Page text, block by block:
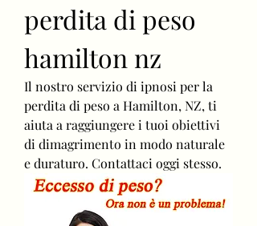
perdita di peso
hamilton nz
Il nostro servizio di ipnosi per la
perdita di peso a Hamilton, NZ, ti
aiuta a raggiungere i tuoi obiettivi
di dimagrimento in modo naturale
e duraturo. Contattaci oggi stesso.